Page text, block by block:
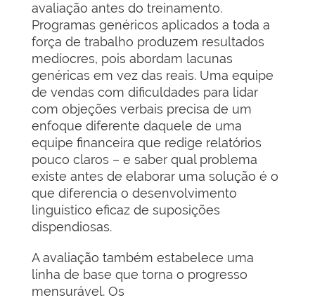
avaliação antes do treinamento.
Programas genéricos aplicados a toda a
força de trabalho produzem resultados
medíocres, pois abordam lacunas
genéricas em vez das reais. Uma equipe
de vendas com dificuldades para lidar
com objeções verbais precisa de um
enfoque diferente daquele de uma
equipe financeira que redige relatórios
pouco claros – e saber qual problema
existe antes de elaborar uma solução é o
que diferencia o desenvolvimento
linguístico eficaz de suposições
dispendiosas.
A avaliação também estabelece uma
linha de base que torna o progresso
mensurável. Os